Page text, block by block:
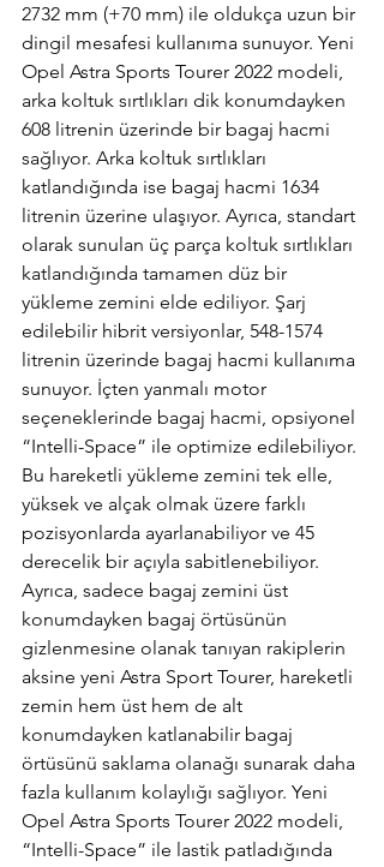
2732 mm (+70 mm) ile oldukça uzun bir
dingil mesafesi kullanıma sunuyor. Yeni
Opel Astra Sports Tourer 2022 modeli,
arka koltuk sırtlıkları dik konumdayken
608 litrenin üzerinde bir bagaj hacmi
sağlıyor. Arka koltuk sırtlıkları
katlandığında ise bagaj hacmi 1634
litrenin üzerine ulaşıyor. Ayrıca, standart
olarak sunulan üç parça koltuk sırtlıkları
katlandığında tamamen düz bir
yükleme zemini elde ediliyor. Şarj
edilebilir hibrit versiyonlar, 548-1574
litrenin üzerinde bagaj hacmi kullanıma
sunuyor. İçten yanmalı motor
seçeneklerinde bagaj hacmi, opsiyonel
“Intelli-Space” ile optimize edilebiliyor.
Bu hareketli yükleme zemini tek elle,
yüksek ve alçak olmak üzere farklı
pozisyonlarda ayarlanabiliyor ve 45
derecelik bir açıyla sabitlenebiliyor.
Ayrıca, sadece bagaj zemini üst
konumdayken bagaj örtüsünün
gizlenmesine olanak tanıyan rakiplerin
aksine yeni Astra Sport Tourer, hareketli
zemin hem üst hem de alt
konumdayken katlanabilir bagaj
örtüsünü saklama olanağı sunarak daha
fazla kullanım kolaylığı sağlıyor. Yeni
Opel Astra Sports Tourer 2022 modeli,
“Intelli-Space” ile lastik patladığında